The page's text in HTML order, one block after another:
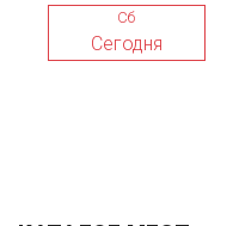
Сб
Сегодня